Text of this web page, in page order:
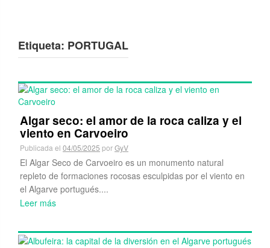
Etiqueta: PORTUGAL
Algar seco: el amor de la roca caliza y el
viento en Carvoeiro
Publicada el 04/05/2025 porGyV
El Algar Seco de Carvoeiro es un monumento natural
repleto de formaciones rocosas esculpidas por el viento en
el Algarve portugués....
Leer más